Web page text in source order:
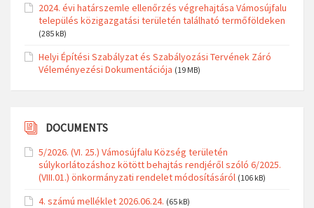
2024. évi határszemle ellenőrzés végrehajtása Vámosújfalu
település közigazgatási területén található termőföldeken
(285 kB)
Helyi Építési Szabályzat és Szabályozási Tervének Záró
Véleményezési Dokumentációja (19 MB)
DOCUMENTS
5/2026. (VI. 25.) Vámosújfalu Község területén
súlykorlátozáshoz kötött behajtás rendjéről szóló 6/2025.
(VIII.01.) önkormányzati rendelet módosításáról (106 kB)
4. számú melléklet 2026.06.24. (65 kB)